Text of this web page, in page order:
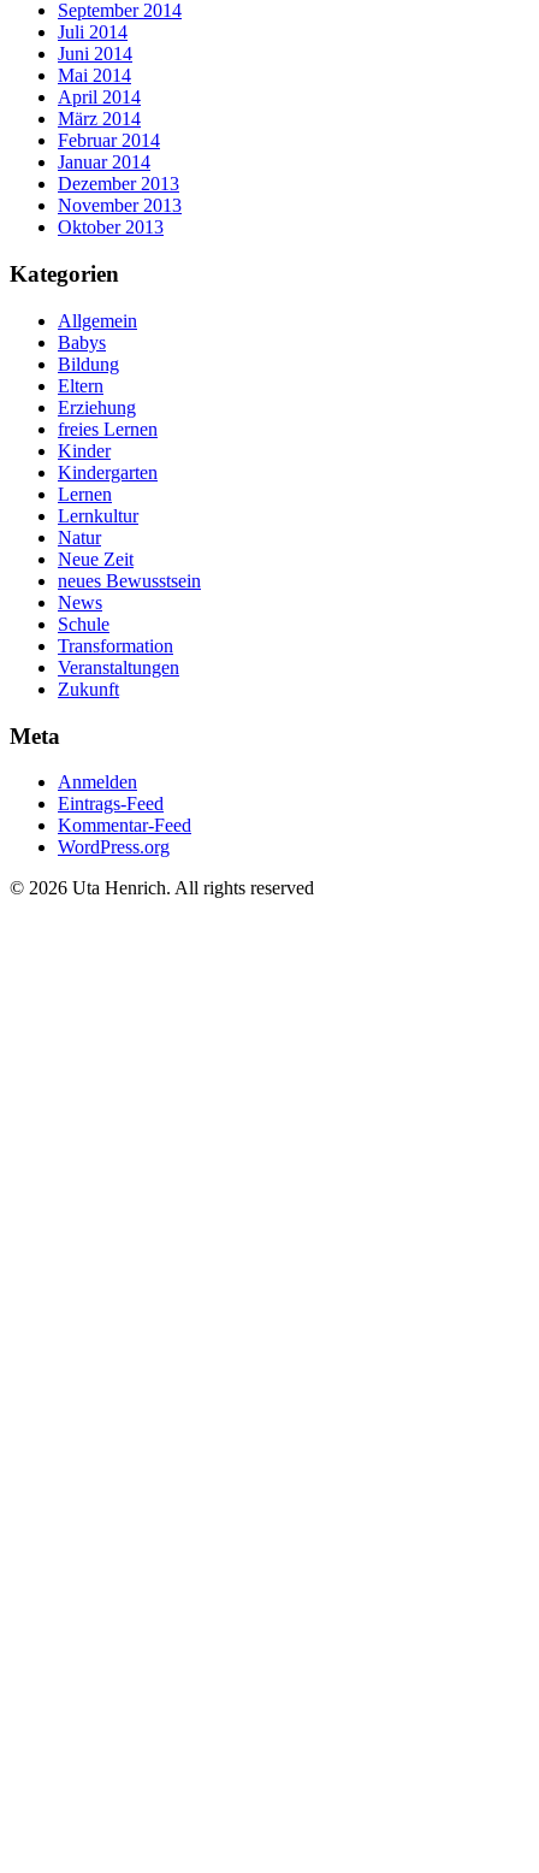
September 2014
Juli 2014
Juni 2014
Mai 2014
April 2014
März 2014
Februar 2014
Januar 2014
Dezember 2013
November 2013
Oktober 2013
Kategorien
Allgemein
Babys
Bildung
Eltern
Erziehung
freies Lernen
Kinder
Kindergarten
Lernen
Lernkultur
Natur
Neue Zeit
neues Bewusstsein
News
Schule
Transformation
Veranstaltungen
Zukunft
Meta
Anmelden
Eintrags-Feed
Kommentar-Feed
WordPress.org
© 2026 Uta Henrich. All rights reserved